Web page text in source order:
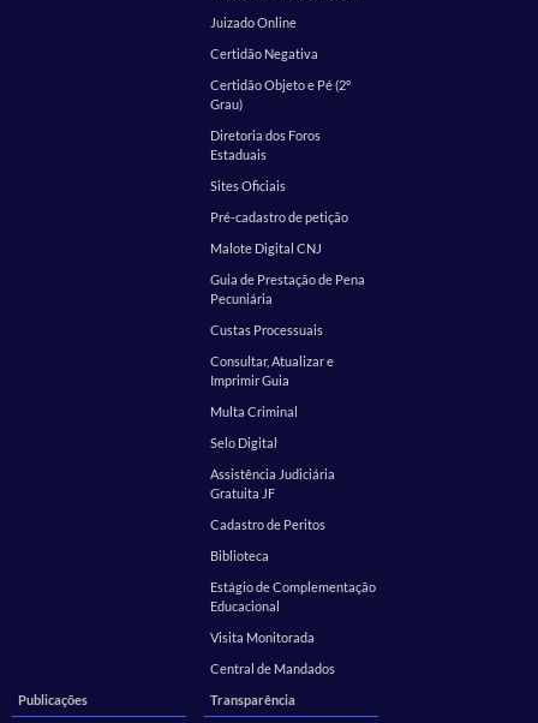
Juizado Online
Certidão Negativa
Certidão Objeto e Pé (2º
Grau)
Diretoria dos Foros
Estaduais
Sites Oficiais
Pré-cadastro de petição
Malote Digital CNJ
Guia de Prestação de Pena
Pecuniária
Custas Processuais
Consultar, Atualizar e
Imprimir Guia
Multa Criminal
Selo Digital
Assistência Judiciária
Gratuita JF
Cadastro de Peritos
Biblioteca
Estágio de Complementação
Educacional
Visita Monitorada
Central de Mandados
Publicações
Transparência